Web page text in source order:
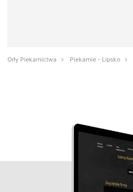
Orły Piekarnictwa Piekarnie - Lipsko